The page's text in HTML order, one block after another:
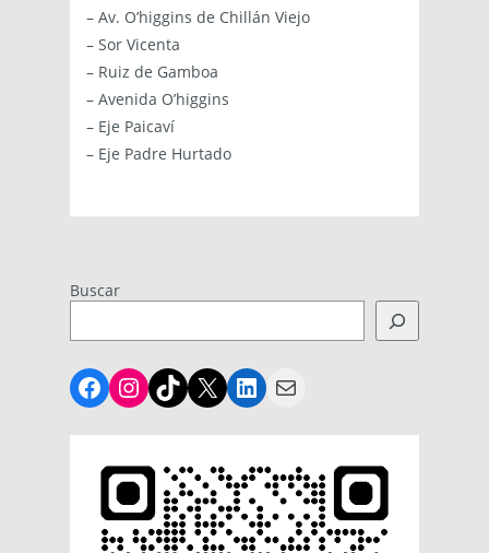
– Av. O’higgins de Chillán Viejo
– Sor Vicenta
– Ruiz de Gamboa
– Avenida O’higgins
– Eje Paicaví
– Eje Padre Hurtado
Buscar
Facebook
Instagram
TikTok
X LinkedIn
Mail